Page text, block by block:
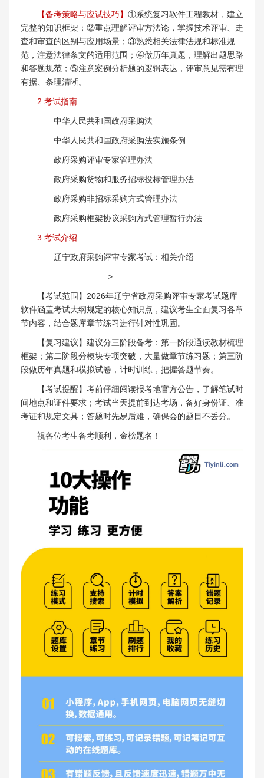
【备考策略与应试技巧】 ①系统复习软件工程教材，建立
完整的知识框架；②重点理解评审方法论，掌握技术评审、走
查和审查的区别与应用场景；③熟悉相关法律法规和标准规
范，注意法律条文的适用范围；④做历年真题，理解出题思路
和答题规范；⑤注意案例分析题的逻辑表达，评审意见需有理
有据、条理清晰。
2.考试指南
中华人民共和国政府采购法
中华人民共和国政府采购法实施条例
政府采购评审专家管理办法
政府采购货物和服务招标投标管理办法
政府采购非招标采购方式管理办法
政府采购框架协议采购方式管理暂行办法
3.考试介绍
辽宁政府采购评审专家考试：相关介绍
>
【考试范围】2026年辽宁省政府采购评审专家考试题库
软件涵盖考试大纲规定的核心知识点，建议考生全面复习各章
节内容，结合题库章节练习进行针对性巩固。
【复习建议】建议分三阶段备考：第一阶段通读教材梳理
框架；第二阶段分模块专项突破，大量做章节练习题；第三阶
段做历年真题和模拟试卷，计时训练，把握答题节奏。
【考试提醒】考前仔细阅读报考地官方公告，了解笔试时
间地点和证件要求；考试当天提前到达考场，备好身份证、准
考证和规定文具；答题时先易后难，确保会的题目不丢分。
祝各位考生备考顺利，金榜题名！